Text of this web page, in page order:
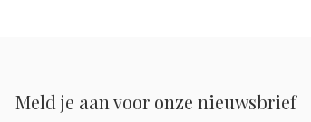
Meld je aan voor onze nieuwsbrief